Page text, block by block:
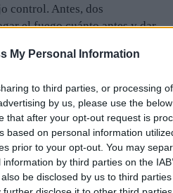
My Personal Information
to third parties, or processing
by us, please use the
that after your opt-out request is
based on personal information
prior to your opt-out. You may
by third parties on the
be disclosed by us to third
control. Antes, dos
el fuego cuánto antes y dar
combatieron el frente con un
el Guadalquivir y el pantano
JV-5001, una vía comarcal que,
hasta La Centenera, no
y Sierra de Andújar,
responsable municipal
No obstante, el
ciudadana para evitar